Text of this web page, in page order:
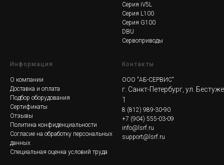
Серия iV5L
Серия L100
Серия G100
DBU
Сервоприводы
Информация
О компании
Доставка и оплата
Подбор оборудования
Сертификаты
Отзывы
Политика конфиденциальности
Согласие на обработку персональных
данных
Специальная оценка условий труда
Контакты
ООО "АБ-СЕРВИС"
г. Санкт-Петербург, ул.
1
8 (812) 989-30-90
+7 (904) 555-03-09
info@lsrf.ru
support@lsrf.ru